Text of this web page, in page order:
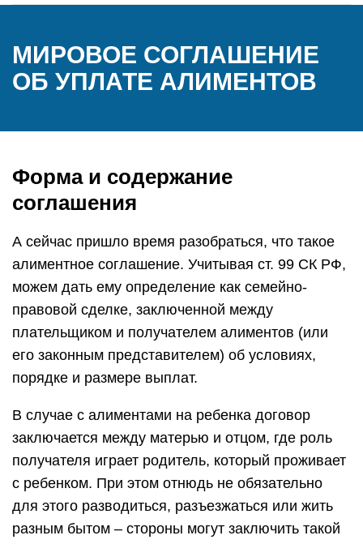
МИРОВОЕ СОГЛАШЕНИЕ
ОБ УПЛАТЕ АЛИМЕНТОВ
Форма и содержание
соглашения
А сейчас пришло время разобраться, что такое
алиментное соглашение. Учитывая ст. 99 СК РФ,
можем дать ему определение как семейно-
правовой сделке, заключенной между
плательщиком и получателем алиментов (или
его законным представителем) об условиях,
порядке и размере выплат.
В случае с алиментами на ребенка договор
заключается между матерью и отцом, где роль
получателя играет родитель, который проживает
с ребенком. При этом отнюдь не обязательно
для этого разводиться, разъезжаться или жить
разным бытом – стороны могут заключить такой